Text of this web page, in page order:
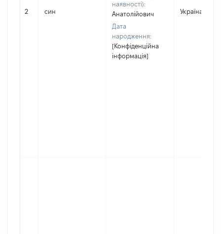
2 син
наявності):
Анатолійович
Дата
народження:
[Конфіденційна
інформація]
Україна